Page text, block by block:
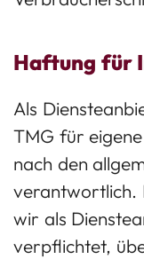
Haftung für
Als
TMG für
nach den
verantwortlich.
wir als
verpflichtet,